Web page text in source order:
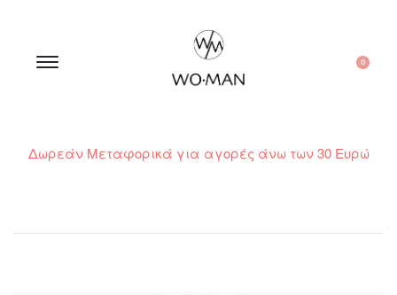
0
Δωρεάν Μεταφορικά για αγορές άνω των 30 Ευρώ